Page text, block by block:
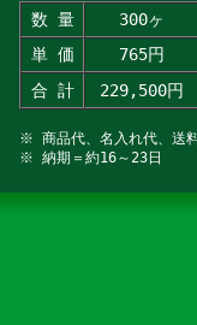
数 量 300ヶ
単 価
765円
合 計
229,500円
※ 商品代、名入れ代、送
※ 納期＝約16～23日